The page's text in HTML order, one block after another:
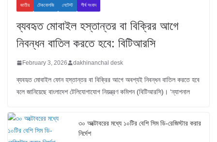
জাতীয় টেকনোলজি লেটেস্ট শীর্ষ সংবাদ
ব্যবহৃত মোবাইল হস্তান্তর বা বিক্রির আগে
নিবন্ধন বাতিল করতে হবে: বিটিআরসি
February 3, 2026 dakhinanchal desk
ব্যবহৃত মোবাইল ফোন হস্তান্তর বা বিক্রির আগে অবশ্যই নিবন্ধন বাতিল করতে হবে
বলে জানিয়েছে বাংলাদেশ টেলিযোগাযোগ নিয়ন্ত্রণ কমিশন (বিটিআরসি)। ‘ন্যাশনাল
৩০ অক্টোবরের মধ্যে ১০টির বেশি সিম ডি-রেজিস্টার করার
নির্দেশ